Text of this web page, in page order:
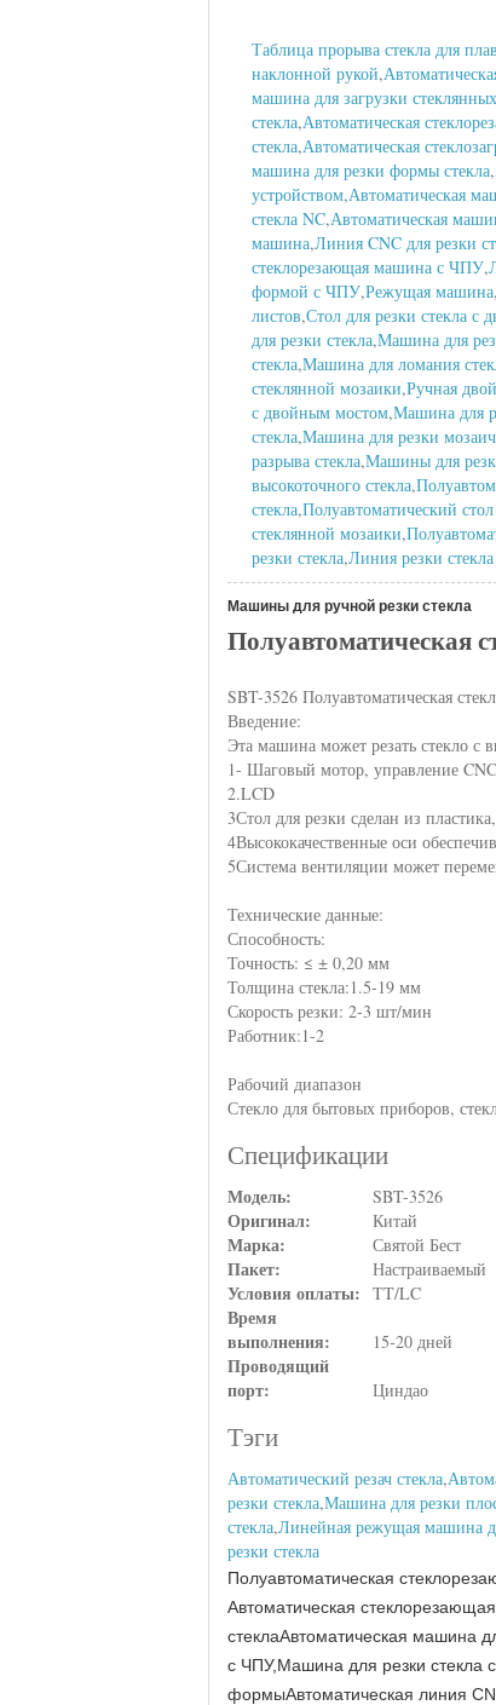
Таблица прорыва стекла для
наклонной рукой,
машина для загрузки
стекла,Автоматическая
стекла,Автоматическая
машина для резки формы стекла,
устройством,Автоматическая
стекла NC,Автоматическая
машина,Линия CNC для резки
стеклорезающая машина с ЧПУ,
формой с ЧПУ,Режущая машина,
листов,Стол для резки стекла с
для резки стекла,Машина для
стекла,Машина для ломания
стеклянной мозаики,Ручная
с двойным мостом,Машина для
стекла,Машина для резки
разрыва стекла,Машины для
высокоточного стекла,
стекла,Полуавтоматический
стеклянной мозаики,
резки стекла,Линия резки
Машины для ручной резки стекла
Полуавтоматическая
SBT-3526 Полуавтоматическая
Введение:
Эта машина может резать стекло с
1- Шаговый мотор, управление
2.LCD
3Стол для резки сделан из
4Высококачественные оси
5Система вентиляции может
Технические данные:
Способность:
Точность: ≤ ± 0,20 мм
Толщина стекла:1.5-19 мм
Скорость резки: 2-3 шт/мин
Работник:1-2
Рабочий диапазон
Стекло для бытовых приборов,
Спецификации
Модель: SBT-3526
Оригинал: Китай
Марка: Святой Бест
Пакет: Настраиваемый
Условия оплаты: TT/LC
Время
выполнения:
15-20 дней
Проводящий
порт:
Циндао
Тэги
Автоматический резач стекла,
резки стекла,Машина для резки
стекла,Линейная режущая машина
резки стекла
Полуавтоматическая
Автоматическая
стеклаАвтоматическая машина
с ЧПУ,Машина для резки стекла
формыАвтоматическая линия